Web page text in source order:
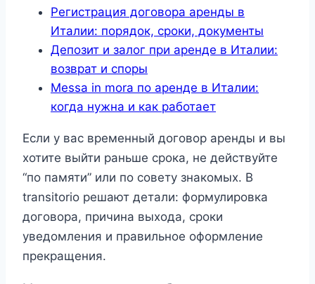
Регистрация договора аренды в
Италии: порядок, сроки, документы
Депозит и залог при аренде в Италии:
возврат и споры
Messa in mora по аренде в Италии:
когда нужна и как работает
Если у вас временный договор аренды и вы
хотите выйти раньше срока, не действуйте
“по памяти” или по совету знакомых. В
transitorio решают детали: формулировка
договора, причина выхода, сроки
уведомления и правильное оформление
прекращения.